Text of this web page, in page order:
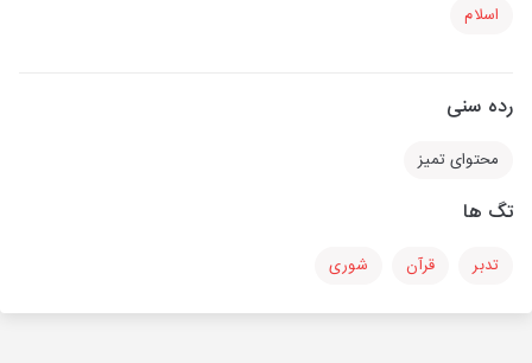
اسلام
رده سنی
محتوای تمیز
تگ ها
تدبر قرآن شوری